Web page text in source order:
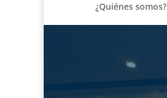
¿Quiénes somos?